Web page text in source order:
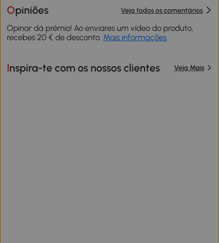
Opiniões Veja todos os comentários
Opinar dá prémio! Ao enviares um vídeo do produto,
recebes 20 € de desconto. Mais informações
Inspira-te com os nossos clientes Veja Mais